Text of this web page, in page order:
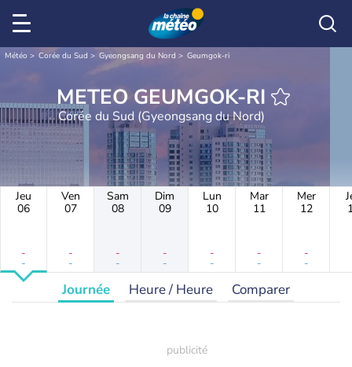
Météo Corée du Sud Gyeongsang du Nord Geumgok-ri
METEO GEUMGOK-RI
Corée du Sud (Gyeongsang du Nord)
Jeu
06
-
-
Ven
07
-
-
Sam
08
-
-
Dim
09
-
-
Lun
10
-
-
Mar
11
-
-
Mer
12
-
-
Journée Heure / Heure Comparer